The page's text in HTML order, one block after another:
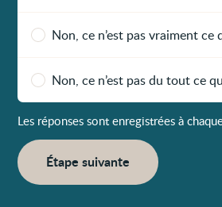
Non, ce n’est pas vraiment ce
Non, ce n’est pas du tout ce
Les réponses sont enregistrées à
Étape suivante